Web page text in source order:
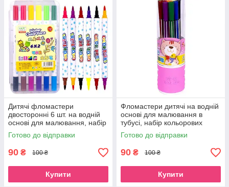
Дитячі фломастери
двосторонні 6 шт. на водній
основі для малювання, набір
кольорових фломастерів 12
кольорів для школи в боксі
Готово до відправки
90 ₴ 100 ₴
Купити
Фломастери дитячі на водній
основі для малювання в
тубусі, набір кольорових
фломастерів 12 кольорів для
школи рожевий
Готово до відправки
90 ₴ 100 ₴
Купити